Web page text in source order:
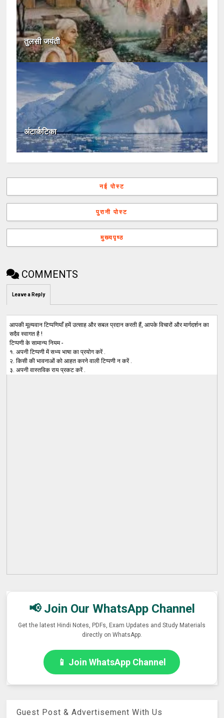
तुलसी जयंती
अंटार्कटिका
नई पोस्ट
पुरानी पोस्ट
मुख्यपृष्ठ
COMMENTS
Leave a Reply
आपकी मूल्यवान टिप्पणियाँ हमें उत्साह और सबल प्रदान करती हैं, आपके विचारों और मार्गदर्शन का
सदैव स्वागत है !
टिप्पणी के सामान्य नियम -
१. अपनी टिप्पणी में सभ्य भाषा का प्रयोग करें .
२. किसी की भावनाओं को आहत करने वाली टिप्पणी न करें .
३. अपनी वास्तविक राय प्रकट करें .
📢 Join Our WhatsApp Channel
Get the latest Hindi Notes, PDFs, Exam Updates and Study Materials
directly on WhatsApp.
📱 Join WhatsApp Channel
Guest Post & Advertisement With Us